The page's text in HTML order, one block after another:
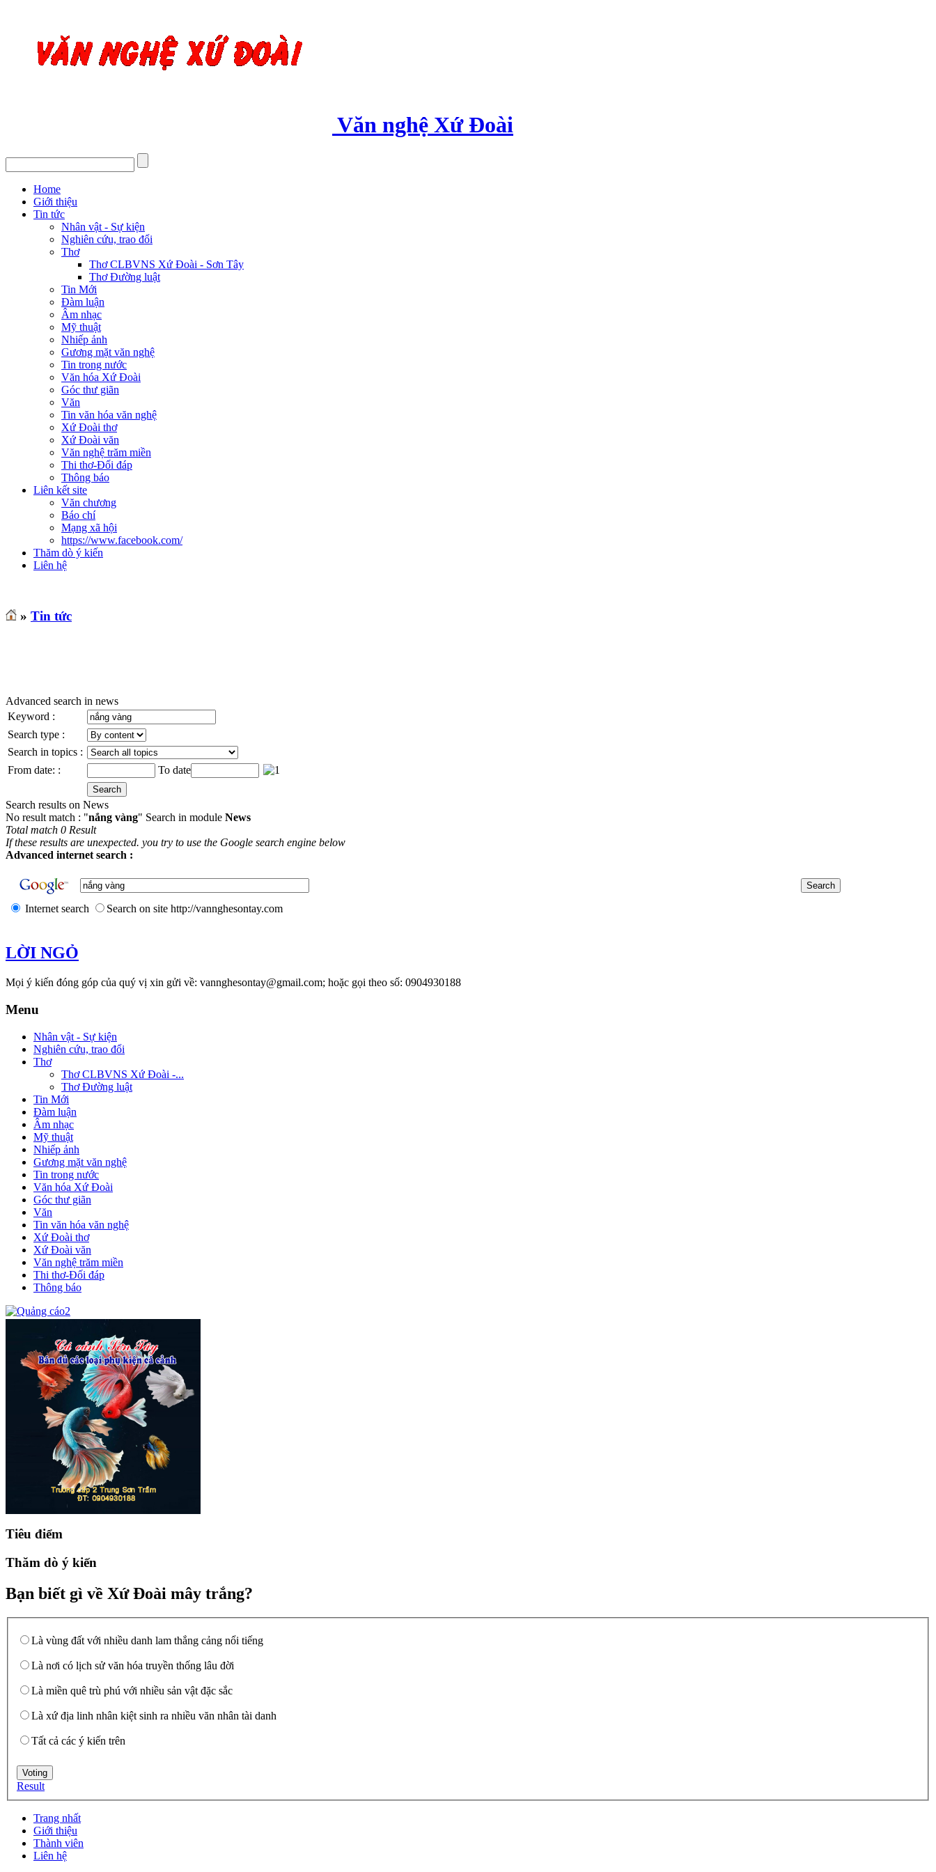
Văn nghệ Xứ Đoài
Home
Giới thiệu
Tin tức
Nhân vật - Sự kiện
Nghiên cứu, trao đổi
Thơ
Thơ CLBVNS Xứ Đoài - Sơn Tây
Thơ Đường luật
Tin Mới
Đàm luận
Âm nhạc
Mỹ thuật
Nhiếp ảnh
Gương mặt văn nghệ
Tin trong nước
Văn hóa Xứ Đoài
Góc thư giãn
Văn
Tin văn hóa văn nghệ
Xứ Đoài thơ
Xứ Đoài văn
Văn nghệ trăm miền
Thi thơ-Đối đáp
Thông báo
Liên kết site
Văn chương
Báo chí
Mạng xã hội
https://www.facebook.com/
Thăm dò ý kiến
Liên hệ
» Tin tức
Advanced search in news
Keyword :
Search type :
Search in topics :
From date: :
To date
Search results on News
No result match : "nắng vàng" Search in module News
Total match 0 Result
If these results are unexpected. you try to use the Google search engine below
Advanced internet search :
Internet search Search on site http://vannghesontay.com
LỜI NGỎ
Mọi ý kiến đóng góp của quý vị xin gửi về: vannghesontay@gmail.com; hoặc gọi theo số: 0904930188
Menu
Nhân vật - Sự kiện
Nghiên cứu, trao đổi
Thơ
Thơ CLBVNS Xứ Đoài -...
Thơ Đường luật
Tin Mới
Đàm luận
Âm nhạc
Mỹ thuật
Nhiếp ảnh
Gương mặt văn nghệ
Tin trong nước
Văn hóa Xứ Đoài
Góc thư giãn
Văn
Tin văn hóa văn nghệ
Xứ Đoài thơ
Xứ Đoài văn
Văn nghệ trăm miền
Thi thơ-Đối đáp
Thông báo
Tiêu điểm
Thăm dò ý kiến
Bạn biết gì về Xứ Đoài mây trắng?
Là vùng đất với nhiều danh lam thắng cảng nổi tiếng
Là nơi có lịch sử văn hóa truyền thống lâu đời
Là miền quê trù phú với nhiều sản vật đặc sắc
Là xứ địa linh nhân kiệt sinh ra nhiều văn nhân tài danh
Tất cả các ý kiến trên
Result
Trang nhất
Giới thiệu
Thành viên
Liên hệ